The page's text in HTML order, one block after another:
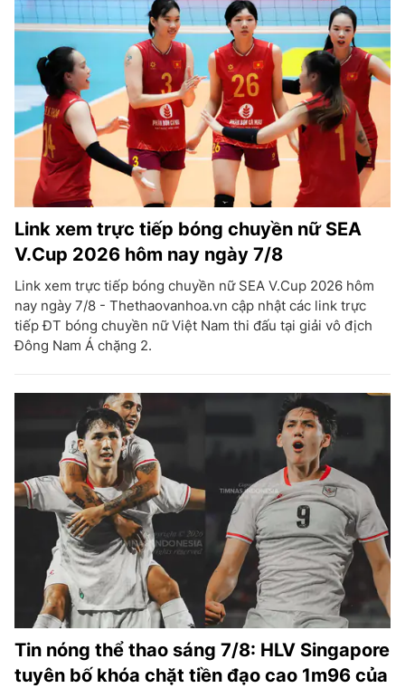
Link xem trực tiếp bóng chuyền nữ SEA
V.Cup 2026 hôm nay ngày 7/8
Link xem trực tiếp bóng chuyền nữ SEA V.Cup 2026 hôm
nay ngày 7/8 - Thethaovanhoa.vn cập nhật các link trực
tiếp ĐT bóng chuyền nữ Việt Nam thi đấu tại giải vô địch
Đông Nam Á chặng 2.
Tin nóng thể thao sáng 7/8: HLV Singapore
tuyên bố khóa chặt tiền đạo cao 1m96 của